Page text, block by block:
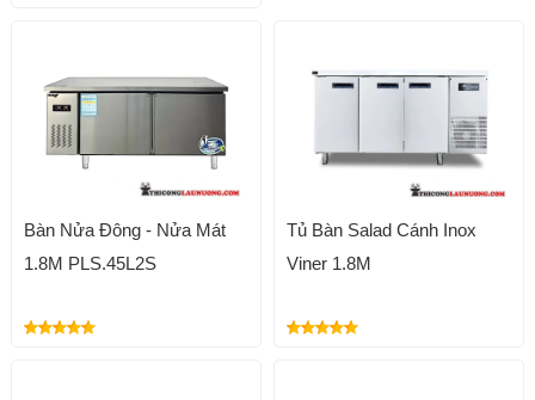
Bàn Nửa Đông - Nửa Mát
1.8M PLS.45L2S
Tủ Bàn Salad Cánh Inox
Viner 1.8M